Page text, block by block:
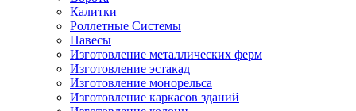
Калитки
Роллетные Системы
Навесы
Изготовление металлических ферм
Изготовление эстакад
Изготовление монорельса
Изготовление каркасов зданий